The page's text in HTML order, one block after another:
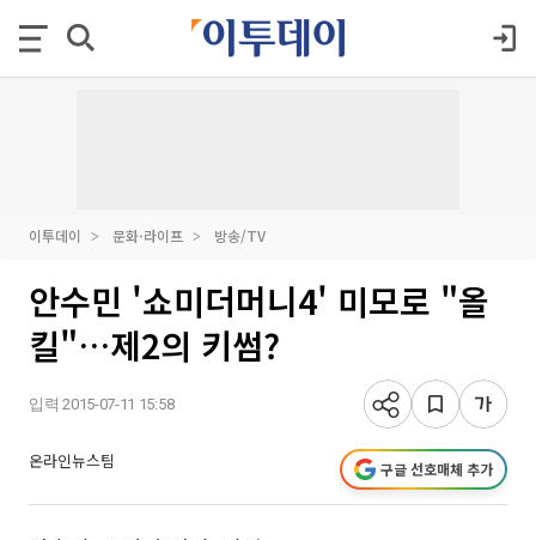
이투데이 문화·라이프 방송/TV
안수민 '쇼미더머니4' 미모로 "올
킬"…제2의 키썸?
입력 2015-07-11 15:58
온라인뉴스팀 구글 선호매체 추가